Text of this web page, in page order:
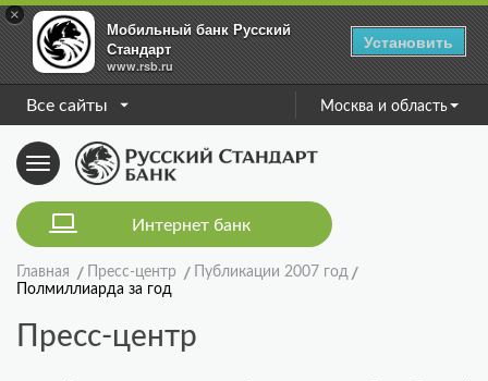
×
Мобильный банк Русский
Стандарт
www.rsb.ru
Установить
Все сайты Москва и область
Toggle
navigation
Интернет банк
Главная Пресс-центр
Публикации 2007 год
Полмиллиарда за год
Пресс-центр